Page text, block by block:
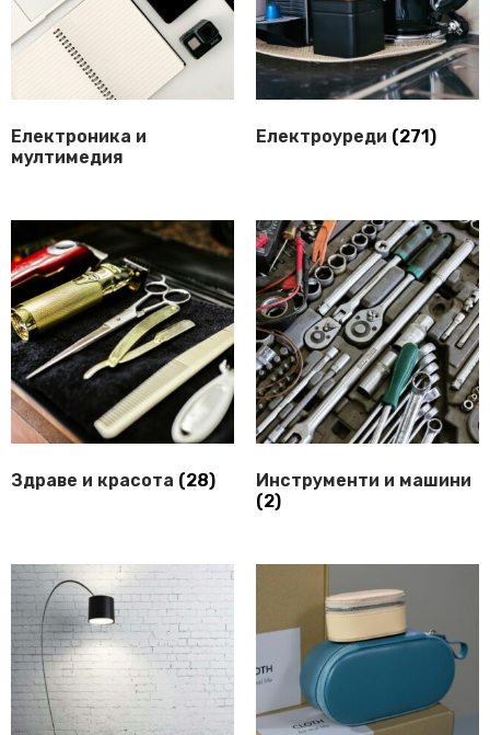
Електроника и
мултимедия
Електроуреди (271)
Здраве и красота (28)
Инструменти и машини
(2)